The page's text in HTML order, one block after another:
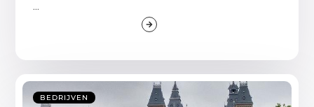
...
BEDRIJVEN